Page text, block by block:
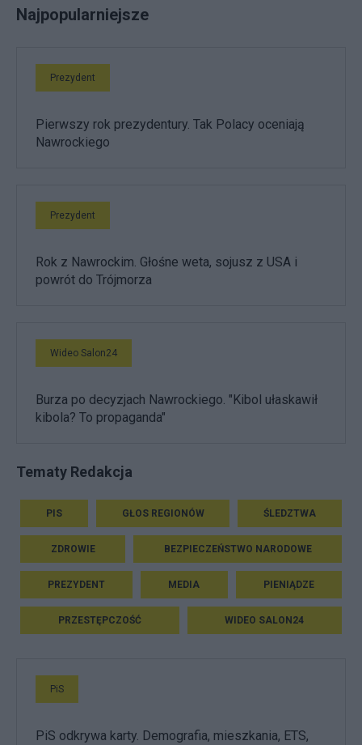
Najpopularniejsze
Prezydent
Pierwszy rok prezydentury. Tak Polacy oceniają
Nawrockiego
Prezydent
Rok z Nawrockim. Głośne weta, sojusz z USA i
powrót do Trójmorza
Wideo Salon24
Burza po decyzjach Nawrockiego. "Kibol ułaskawił
kibola? To propaganda"
Tematy Redakcja
PIS GŁOS REGIONÓW ŚLEDZTWA
ZDROWIE BEZPIECZEŃSTWO NARODOWE
PREZYDENT MEDIA PIENIĄDZE
PRZESTĘPCZOŚĆ WIDEO SALON24
PiS
PiS odkrywa karty. Demografia, mieszkania, ETS,